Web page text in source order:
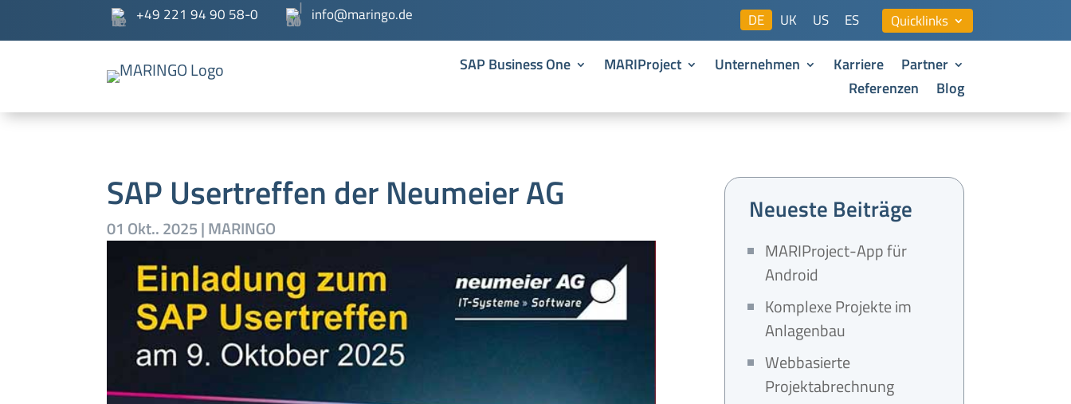
+49 221 94 90 58-0 info@maringo.de Quicklinks
DE UK US ES
SAP Business One MARIProject Unternehmen Karriere
Partner
Referenzen
Blog
SAP Usertreffen der Neumeier AG
01 Okt.. 2025|MARINGO
Neueste Beiträge
MARIProject-App für
Android
Komplexe Projekte im
Anlagenbau
Webbasierte
Projektabrechnung